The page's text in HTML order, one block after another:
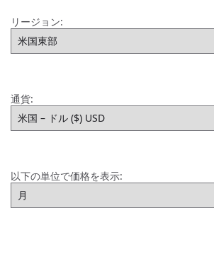
リージョン:
通貨:
以下の単位で価格を表示: